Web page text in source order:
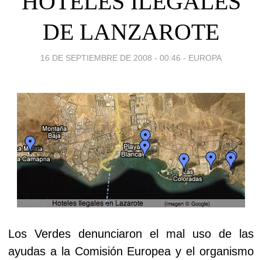
DE LANZAROTE
16 DE SEPTIEMBRE DE 2008 - 00:46 - EUROPA
Los Verdes denunciaron el mal uso de las
ayudas a la Comisión Europea y el organismo